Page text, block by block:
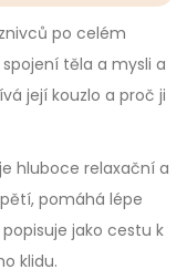
po celém
těla a mysli a
její kouzlo a proč ji
hluboce relaxační a
pomáhá lépe
jako cestu k
klidu.